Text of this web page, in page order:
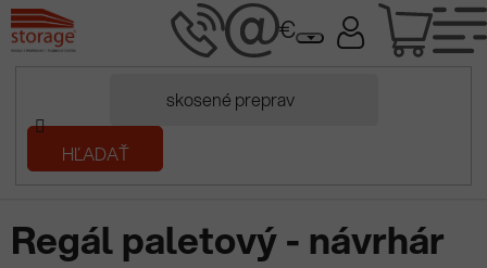
Prejsť
na
obsah
HĽADAŤ
Domov
Regály a regálové systémy
paletových regálových systémov
Regál paletový - návrhár